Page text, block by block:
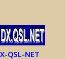
QSL-NET